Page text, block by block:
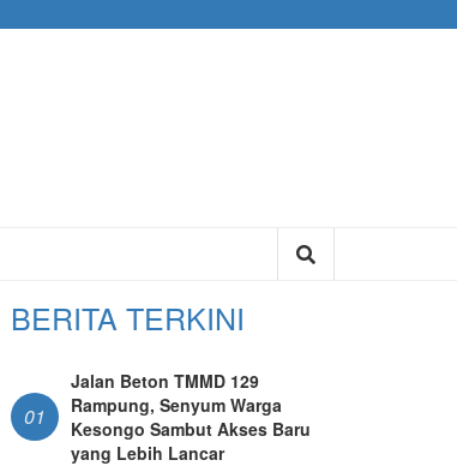
BERITA TERKINI
01
Jalan Beton TMMD 129
Rampung, Senyum Warga
Kesongo Sambut Akses Baru
yang Lebih Lancar